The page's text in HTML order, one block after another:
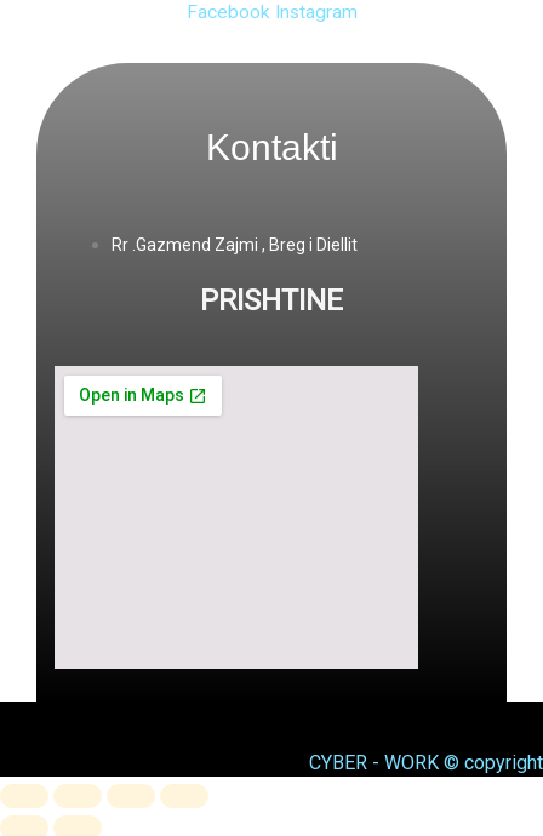
Facebook Instagram
Kontakti
Rr .Gazmend Zajmi , Breg i Diellit
PRISHTINE
CYBER - WORK © copyright